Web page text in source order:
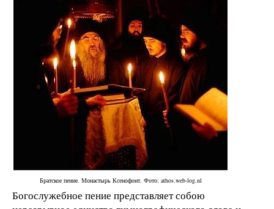
Братское пение. Монастырь Ксенофонт. Фото: athos.web-log.nl
Богослужебное пение представляет собою